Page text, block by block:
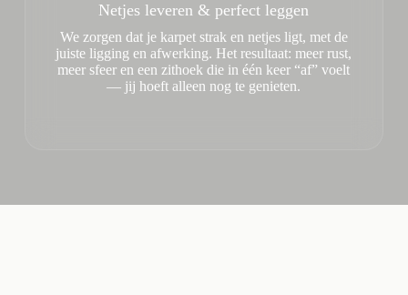
Netjes leveren & perfect leggen
We zorgen dat je karpet strak en netjes ligt, met de
juiste ligging en afwerking. Het resultaat: meer rust,
meer sfeer en een zithoek die in één keer “af” voelt
— jij hoeft alleen nog te genieten.